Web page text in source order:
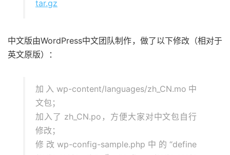
tar.gz
中文版由WordPress中文团队制作，做了以下修改（相对于
英文原版）：
加入wp-content/languages/zh_CN.mo中
文包；
加入了 zh_CN.po，方便大家对中文包自行
修改；
修改wp-config-sample.php中的“define